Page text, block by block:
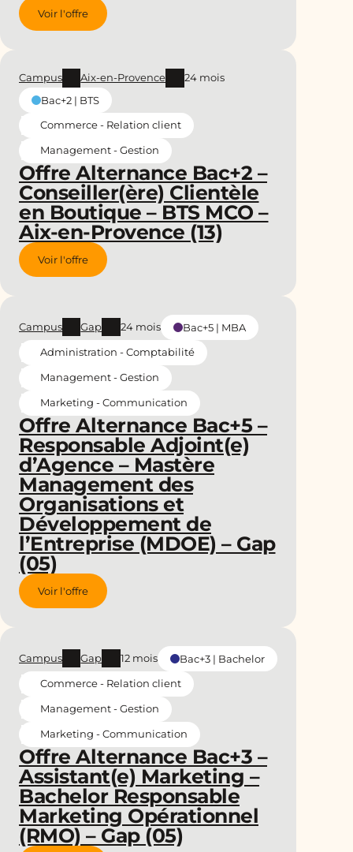
Voir l'offre
Offre Alternance Bac+2 –
Conseiller(ère) Clientèle
en Boutique – BTS MCO –
Aix-en-Provence (13)
Campus Aix-en-Provence
24 mois
Bac+2 | BTS
Commerce - Relation client
Management - Gestion
Voir l'offre
Offre Alternance Bac+5 –
Responsable Adjoint(e)
d’Agence – Mastère
Management des
Organisations et
Développement de
l’Entreprise (MDOE) – Gap
(05)
Campus Gap 24 mois
Bac+5 | MBA
Administration - Comptabilité
Management - Gestion
Marketing - Communication
Voir l'offre
Offre Alternance Bac+3 –
Assistant(e) Marketing –
Bachelor Responsable
Marketing Opérationnel
(RMO) – Gap (05)
Campus Gap 12 mois
Bac+3 | Bachelor
Commerce - Relation client
Management - Gestion
Marketing - Communication